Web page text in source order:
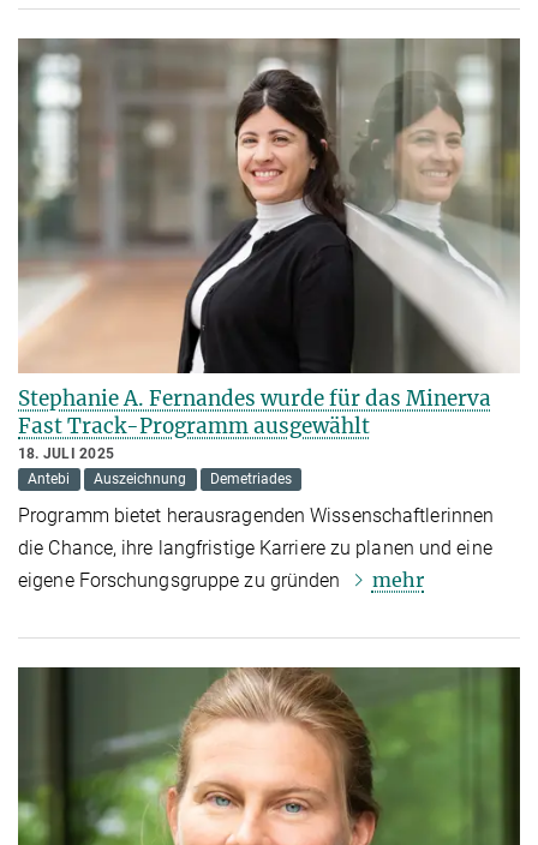
Stephanie A. Fernandes wurde für das Minerva
Fast Track-Programm ausgewählt
18. JULI 2025
Antebi
Auszeichnung Demetriades
Programm bietet herausragenden Wissenschaftlerinnen
die Chance, ihre langfristige Karriere zu planen und eine
eigene Forschungsgruppe zu gründen
mehr